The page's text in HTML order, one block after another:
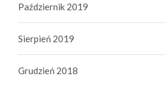
Październik 2019
Sierpień 2019
Grudzień 2018